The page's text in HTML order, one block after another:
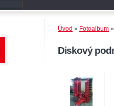
Úvod » Fotoalbum »
Diskový